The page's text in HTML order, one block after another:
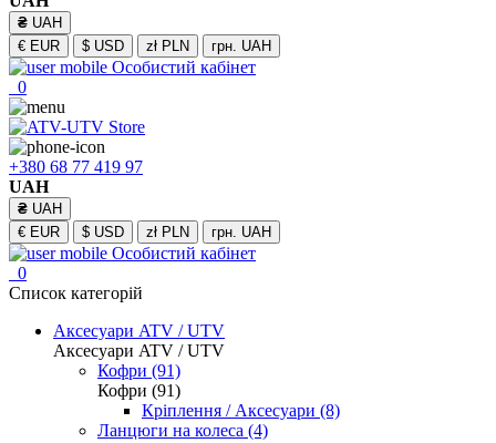
₴ UAH
€ EUR $ USD zł PLN грн. UAH
Особистий кабінет
0
+380 68 77 419 97
UAH
₴ UAH
€ EUR $ USD zł PLN грн. UAH
Особистий кабінет
0
Список категорій
Аксесуари ATV / UTV
Аксесуари ATV / UTV
Кофри (91)
Кофри (91)
Кріплення / Аксесуари (8)
Ланцюги на колеса (4)